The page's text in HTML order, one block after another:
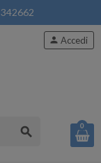
search
person Accedi
0